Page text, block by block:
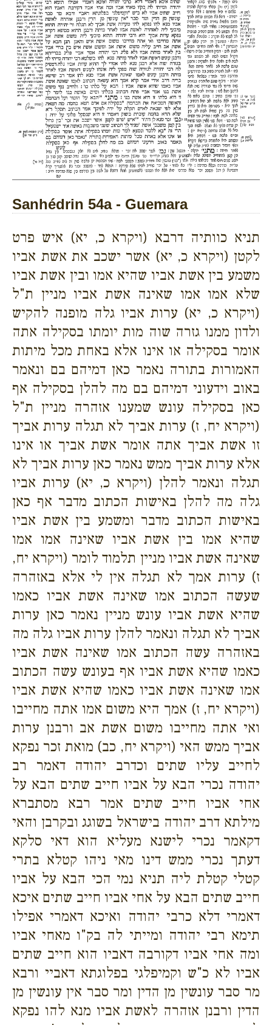
Sanhédrin 54a - Guemara
תניא כוותיה דרבא (ויקרא כ, יא) איש פרט
לקטן (ויקרא כ, יא) אשר ישכב את אשת אביו
משמע בין אשת אביו שהיא אמו ובין אשת אביו
שלא אמו אמו שאינה אשת אביו מניין ת"ל
(ויקרא כ, יא) ערות אביו גלה מופנה להקיש
ולדון ממנו גזרה שוה מות יומתו בסקילה אתה
אומר בסקילה או אינו אלא באחת מכל מיתות
האמורות בתורה נאמר כאן דמיהם בם ונאמר
באוב וידעוני דמיהם בם מה להלן בסקילה אף
כאן בסקילה עונש שמענו אזהרה מניין ת"ל
(ויקרא יח, ז) ערות אביך לא תגלה ערות אביך
זו אשת אביך אתה אומר אשת אביך או אינו
אלא ערות אביך ממש נאמר כאן ערות אביך לא
תגלה ונאמר להלן (ויקרא כ, יא) ערות אביו
גלה מה להלן באישות הכתוב מדבר אף כאן
באישות הכתוב מדבר ומשמע בין אשת אביו
שהיא אמו בין אשת אביו שאינה אמו אמו
שאינה אשת אביו מניין תלמוד לומר (ויקרא יח,
ז) ערות אמך לא תגלה אין לי אלא באזהרה
שעשה הכתוב אמו שאינה אשת אביו כאמו
שהיא אשת אביו עונש מניין נאמר כאן ערות
אביך לא תגלה ונאמר להלן ערות אביו גלה מה
באזהרה עשה הכתוב אמו שאינה אשת אביו
כאמו שהיא אשת אביו אף בעונש עשה הכתוב
אמו שאינה אשת אביו כאמו שהיא אשת אביו
(ויקרא יח, ז) אמך היא משום אמו אתה מחייבו
ואי אתה מחייבו משום אשת אב ורבנן ערות
אביך ממש האי (ויקרא יח, כב) מואת זכר נפקא
לחייב עליו שתים וכדרב יהודה דאמר רב
יהודה נכרי הבא על אביו חייב שתים הבא על
אחי אביו חייב שתים אמר רבא מסתברא
מילתא דרב יהודה בישראל בשוגג ובקרבן והאי
דקאמר נכרי לישנא מעליא הוא דאי סלקא
דעתך נכרי ממש דינו מאי ניהו קטלא בתרי
קטלי קטלת ליה תניא נמי הכי הבא על אביו
חייב שתים הבא על אחי אביו חייב שתים איכא
דאמרי דלא כרבי יהודה ואיכא דאמרי אפילו
תימא רבי יהודה ומייתי לה בק"ו מאחי אביו
ומה אחי אביו דקורבה דאביו הוא חייב שתים
אביו לא כ"ש וקמיפלגי בפלוגתא דאביי ורבא
מר סבר עונשין מן הדין ומר סבר אין עונשין מן
הדין ורבנן אזהרה לאשת אביו מנא להו נפקא